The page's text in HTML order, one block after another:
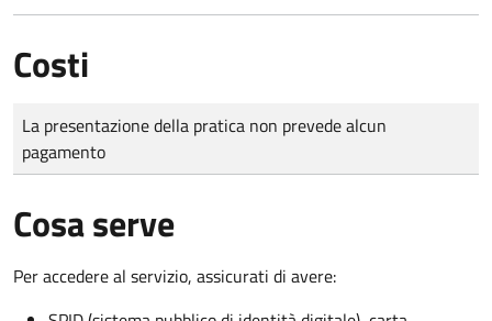
Costi
Tipo di pagamento
Importo
La presentazione della pratica non prevede alcun
pagamento
Cosa serve
Per accedere al servizio, assicurati di avere: